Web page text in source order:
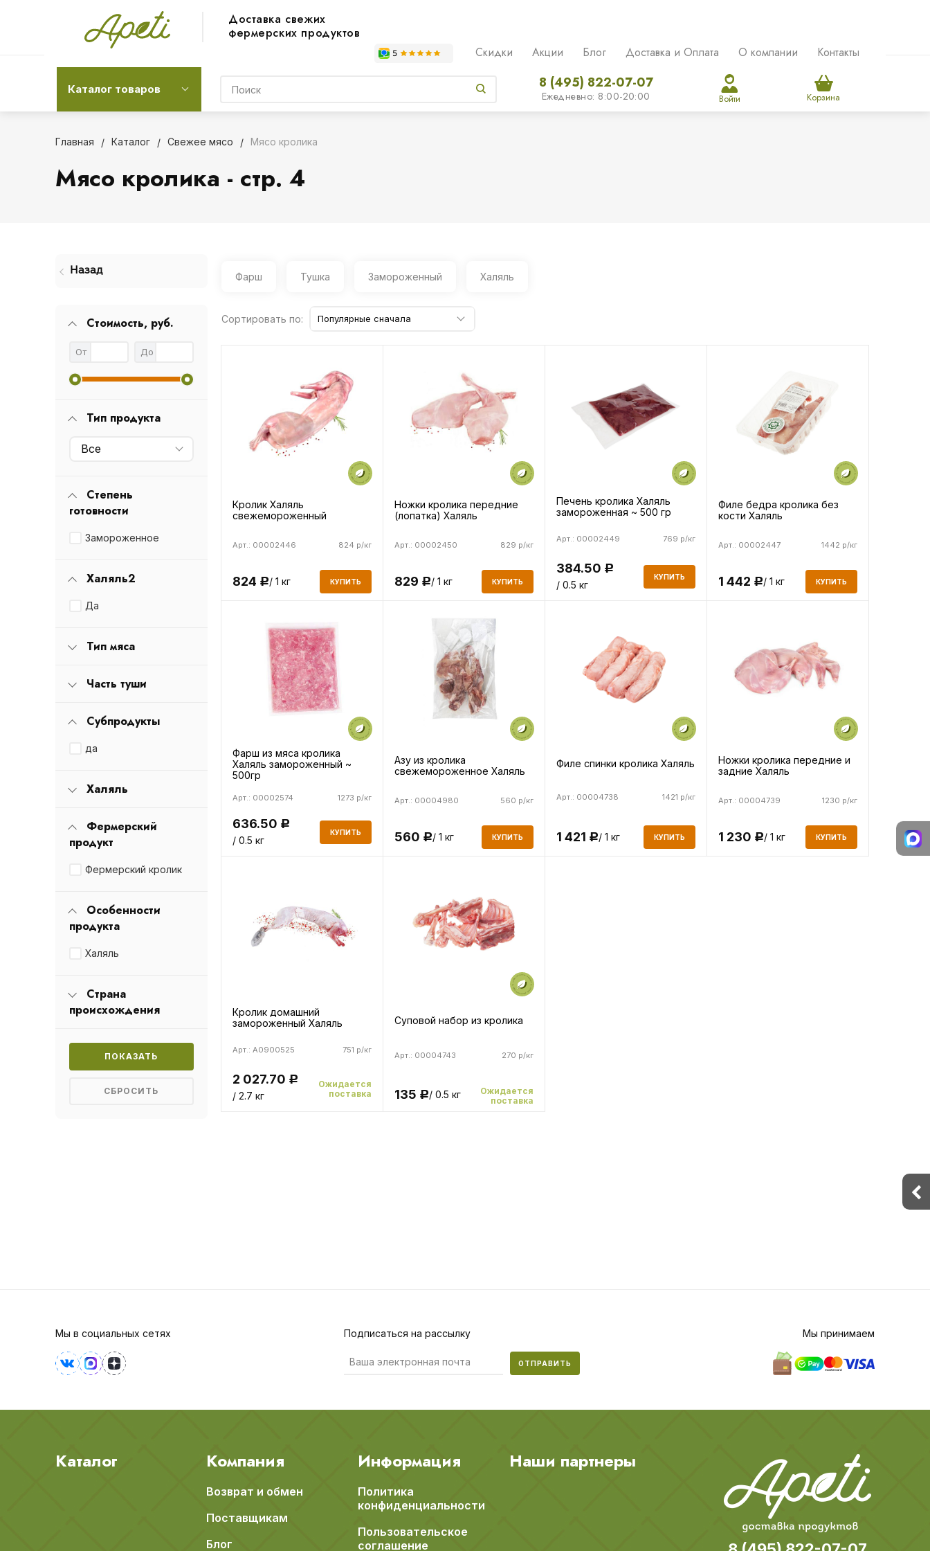
Доставка свежих
фермерских продуктов
Скидки Акции Блог Доставка и Оплата О компании Контакты
Каталог товаров 8 (495) 822-07-07
Ежедневно: 8:00-20:00 Войти Корзина
Главная Каталог Свежее мясо Мясо кролика
Мясо кролика - стр. 4
Назад
Стоимость, руб.
От До
Тип продукта
Все
Степень
готовности
Замороженное
Халяль2
Да
Тип мяса
Часть туши
Субпродукты
да
Халяль
Фермерский
продукт
Фермерский кролик
Особенности
продукта
Халяль
Страна
происхождения
Фарш Тушка Замороженный Халяль
Сортировать по: Популярные сначала
Кролик Халяль
свежемороженный
824 р/кг
Арт.: 00002446
824 Р/ 1 кг КУПИТЬ
Ножки кролика передние
(лопатка) Халяль
829 р/кг
Арт.: 00002450
829 Р/ 1 кг КУПИТЬ
Печень кролика Халяль
замороженная ~ 500 гр
769 р/кг
Арт.: 00002449
384.50 Р
/ 0.5 кг
КУПИТЬ
Филе бедра кролика без
кости Халяль
1442 р/кг
Арт.: 00002447
1 442 Р/ 1 кг КУПИТЬ
Фарш из мяса кролика
Халяль замороженный ~
500гр
1273 р/кг
Арт.: 00002574
636.50 Р
/ 0.5 кг
КУПИТЬ
Азу из кролика
свежемороженное Халяль
560 р/кг
Арт.: 00004980
560 Р/ 1 кг КУПИТЬ
Филе спинки кролика Халяль
1421 р/кг
Арт.: 00004738
1 421 Р/ 1 кг КУПИТЬ
Ножки кролика передние и
задние Халяль
1230 р/кг
Арт.: 00004739
1 230 Р/ 1 кг КУПИТЬ
Кролик домашний
замороженный Халяль
751 р/кг
Арт.: A0900525
2 027.70 Р
/ 2.7 кг
Ожидается
поставка
Суповой набор из кролика
270 р/кг
Арт.: 00004743
135 Р/ 0.5 кг
Ожидается
поставка
Мы в социальных сетях Подписаться на рассылку
ОТПРАВИТЬ
Мы принимаем
Каталог Компания
Возврат и обмен
Поставщикам
Блог
Информация
Политика
конфиденциальности
Пользовательское
соглашение
Наши партнеры